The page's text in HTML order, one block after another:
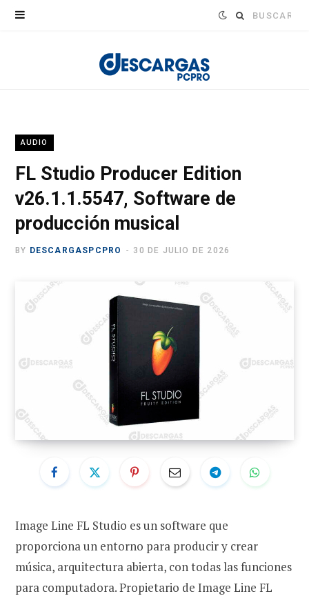
Buscar:
AUDIO
FL Studio Producer Edition
v26.1.1.5547, Software de
producción musical
BY DESCARGASPCPRO 30 DE JULIO DE 2026
Image Line FL Studio es un software que
proporciona un entorno para producir y crear
música, arquitectura abierta, con todas las funciones
para computadora. Propietario de Image Line FL